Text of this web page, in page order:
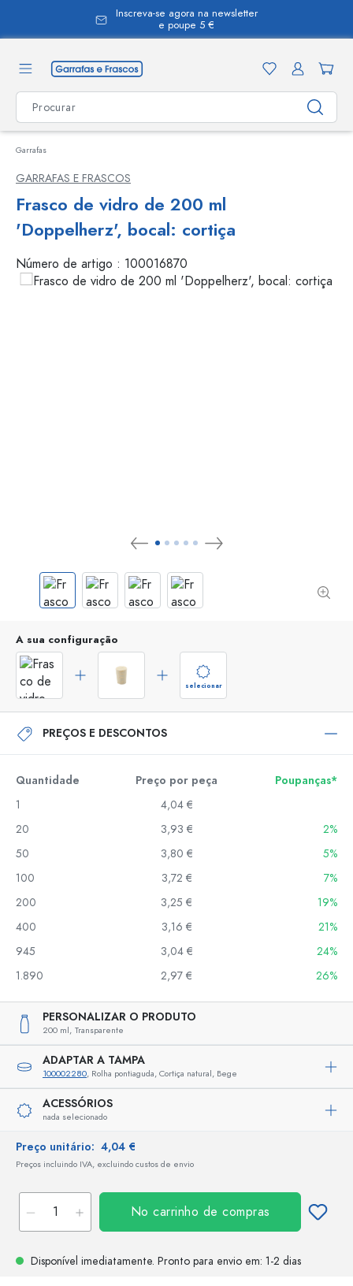
Inscreva-se agora na newsletter
e poupe 5 €
Garrafas
GARRAFAS E FRASCOS
Frasco de vidro de 200 ml
'Doppelherz', bocal: cortiça
Número de artigo : 100016870
A sua configuração
selecionar
PREÇOS E DESCONTOS
Quantidade Preço por peça
Poupanças*
1
4,04 €
20
3,93 €
2%
50
3,80 €
5%
100
3,72 €
7%
200
3,25 €
19%
400
3,16 €
21%
945
3,04 €
24%
1.890
2,97 € 26%
PERSONALIZAR O PRODUTO
200 ml, Transparente
ADAPTAR A TAMPA
100002280, Rolha pontiaguda, Cortiça natural, Bege
ACESSÓRIOS
nada selecionado
Preço unitário: 4,04 €
Preços incluindo IVA, excluindo custos de envio
No carrinho de compras
Disponível imediatamente. Pronto para envio em: 1-2 dias